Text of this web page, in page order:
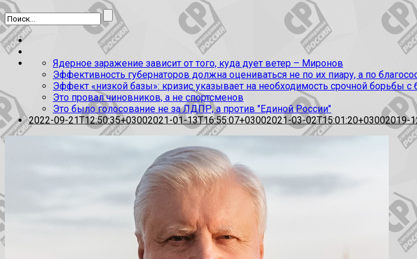
Ядерное заражение зависит от того, куда дует ветер – Миронов
Эффективность губернаторов должна оцениваться не по их пиару, а по
Эффект «низкой базы»: кризис указывает на необходимость срочной борьбы
Это провал чиновников, а не спортсменов
Это было голосование не за ЛДПР, а против "Единой России"
2022-09-21T12:50:35+03002021-01-13T16:55:07+03002021-03-02T15:01:20+03002019-